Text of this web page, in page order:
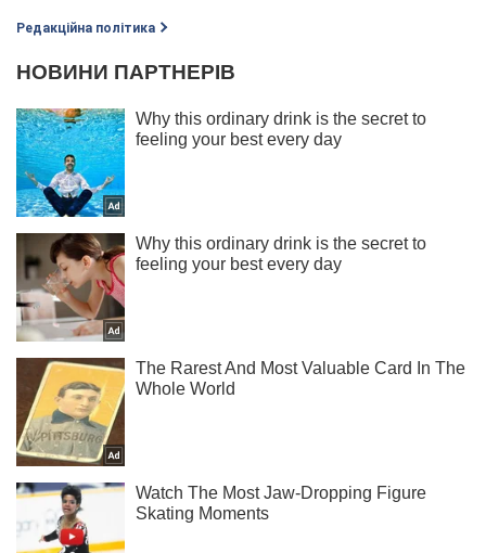
Редакційна політика